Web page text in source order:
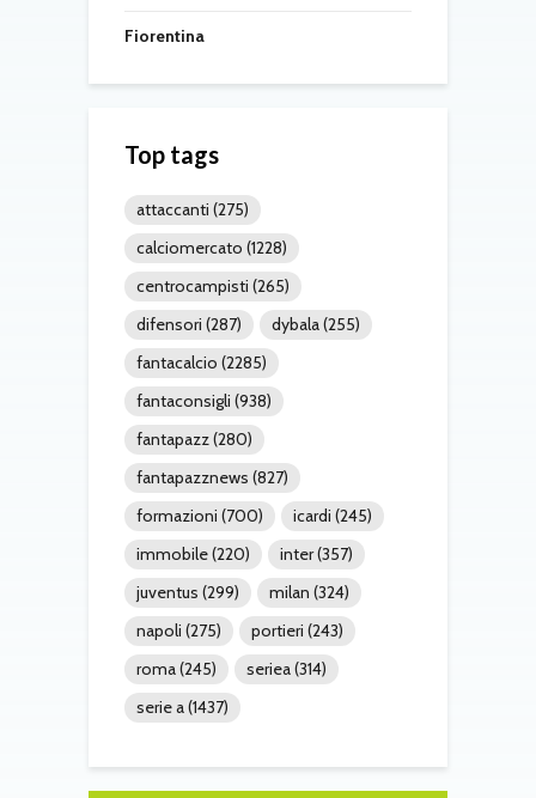
Fiorentina
Top tags
attaccanti (275)
calciomercato (1228)
centrocampisti (265)
difensori (287) dybala(255)
fantacalcio (2285)
fantaconsigli (938)
fantapazz(280)
fantapazznews (827)
formazioni (700) icardi (245)
immobile(220) inter(357)
juventus (299) milan (324)
napoli (275) portieri (243)
roma(245) seriea(314)
serie a(1437)